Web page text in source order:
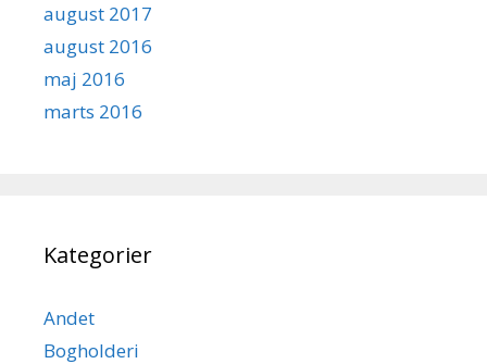
august 2017
august 2016
maj 2016
marts 2016
Kategorier
Andet
Bogholderi